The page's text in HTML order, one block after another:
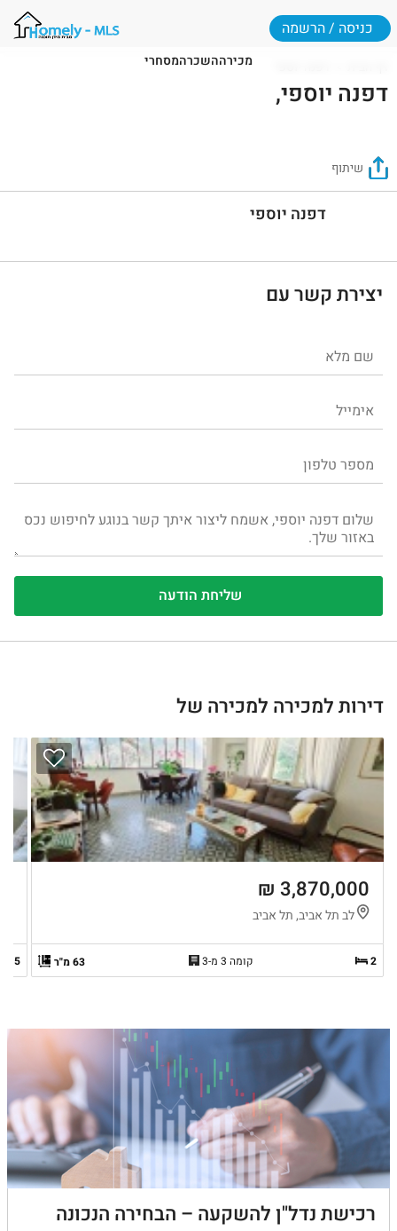
מכירההשכרהמסחרי
כניסה / הרשמה
דפנה יוספי,
שיתוף
דפנה יוספי
יצירת קשר עם
דירות למכירה למכירה של
3,870,000 ₪
לב תל אביב, תל אביב
2 קומה 3 מ-3 63 מ"ר 2.5
רכישת נדל"ן להשקעה – הבחירה הנכונה